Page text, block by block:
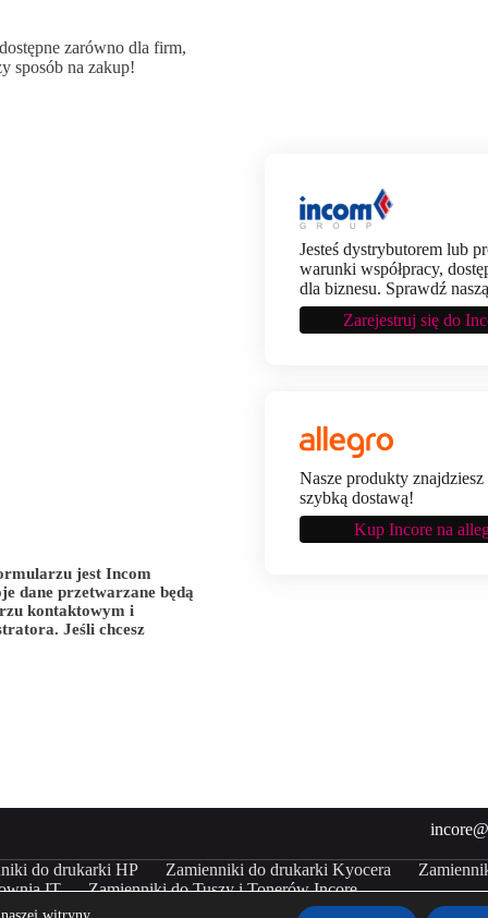
zarówno dla firm,
sposób na zakup!
jest Incom
dane przetwarzane będą
kontaktowym i
Jeśli chcesz
Jesteś dystrybutorem lub
warunki współpracy,
dla biznesu. Sprawdź
Zarejestruj się do
Nasze produkty
szybką dostawą!
Kup Incore na
do drukarki HP Zamienniki do drukarki Kyocera
IT Zamienniki do Tuszy i Tonerów Incore